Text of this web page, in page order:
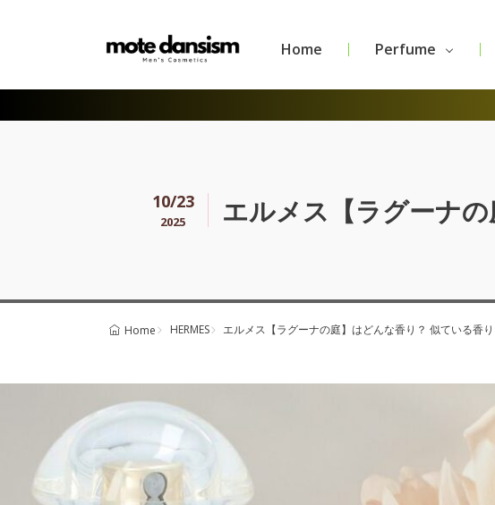
Home Perfume
10/23
2025 エルメス【ラグーナ
Home HERMES エルメス【ラグーナの庭】はどんな香り？ 似ている香